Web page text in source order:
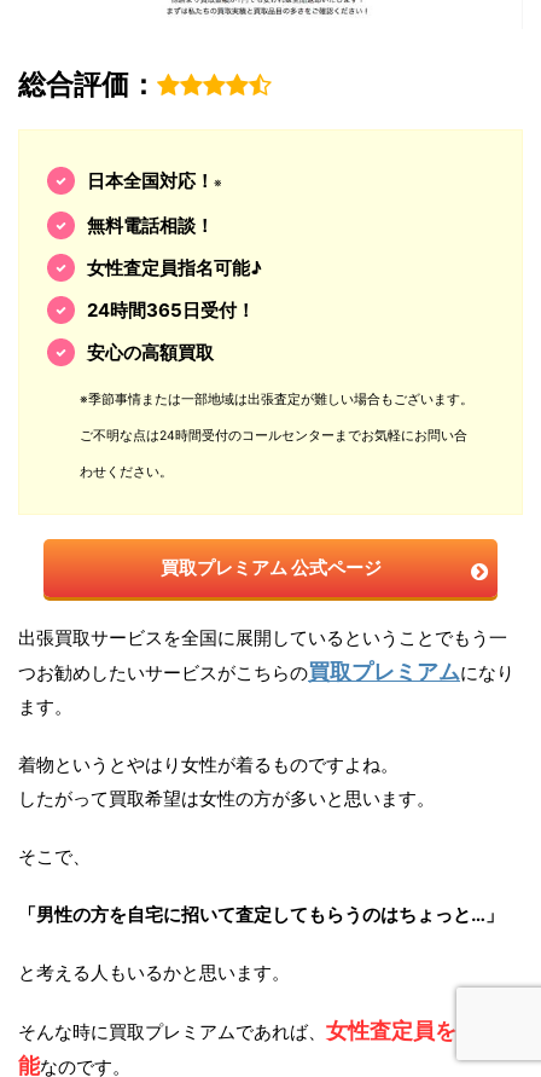
総合評価：
日本全国対応！ ※
無料電話相談！
女性査定員指名可能♪
24時間365日受付！
安心の高額買取
※季節事情または一部地域は出張査定が難しい場合もございます。
ご不明な点は24時間受付のコールセンターまでお気軽にお問い合
わせください。
買取プレミアム 公式ページ
出張買取サービスを全国に展開しているということでもう一
つお勧めしたいサービスがこちらの買取プレミアムになり
ます。
着物というとやはり女性が着るものですよね。
したがって買取希望は女性の方が多いと思います。
そこで、
「男性の方を自宅に招いて査定してもらうのはちょっと…」
と考える人もいるかと思います。
そんな時に買取プレミアムであれば、 女性査定員を指名可
能なのです。